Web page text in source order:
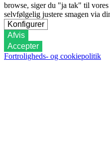
browse, siger du "ja tak" til
selvfølgelig justere smagen via
Konfigurer
Afvis
Accepter
Fortroligheds- og cookiepolitik